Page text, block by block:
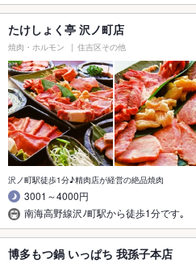
たけしょく亭 沢ノ町店
焼肉・ホルモン 住吉区その他
沢ノ町駅徒歩1分♪精肉店が経営の絶品焼肉
3001～4000円
南海高野線沢ﾉ町駅から徒歩1分です｡
博多もつ鍋 いっぱち 我孫子本店